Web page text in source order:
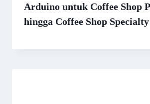
Arduino untuk Coffee Shop
hingga Coffee Shop Specialty